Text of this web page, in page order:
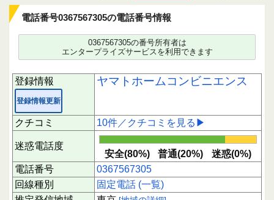
電話番号0367567305の電話番号情報
0367567305の番号所有者は
エンタープライズサービスを利用できます
登録情報
登録情報更新
ヤマトホームコンビニエンス
クチコミ 10件／クチコミを見る▶
迷惑電話度
安全(80%) 普通(20%)
迷惑(0%)
電話番号
0367567305
回線種別
固定電話 (一覧)